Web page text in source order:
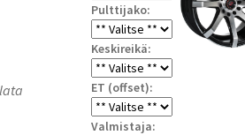
Pulttijako:
Keskireikä:
ET (offset):
Valmistaja: